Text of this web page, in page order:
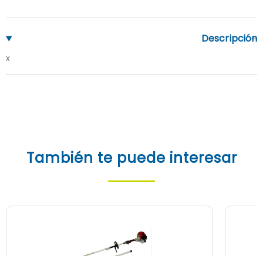
Descripción
x
También te puede interesar